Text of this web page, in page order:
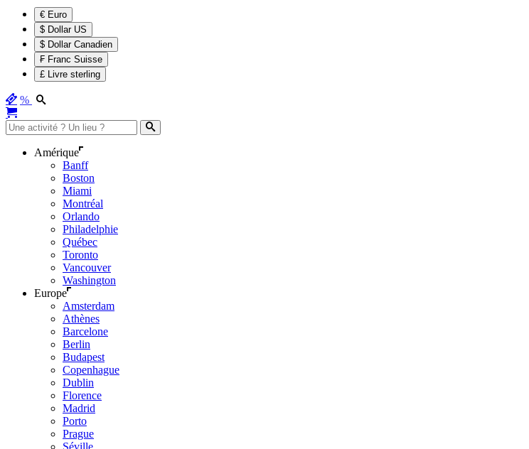
€ Euro
$ Dollar US
$ Dollar Canadien
₣ Franc Suisse
£ Livre sterling
%
Amérique
Banff
Boston
Miami
Montréal
Orlando
Philadelphie
Québec
Toronto
Vancouver
Washington
Europe
Amsterdam
Athènes
Barcelone
Berlin
Budapest
Copenhague
Dublin
Florence
Madrid
Porto
Prague
Séville